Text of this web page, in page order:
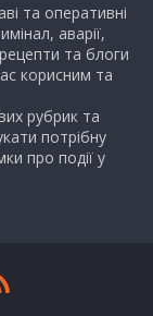
та оперативні
аварії,
та блоги
корисним та
рубрик та
потрібну
про події у